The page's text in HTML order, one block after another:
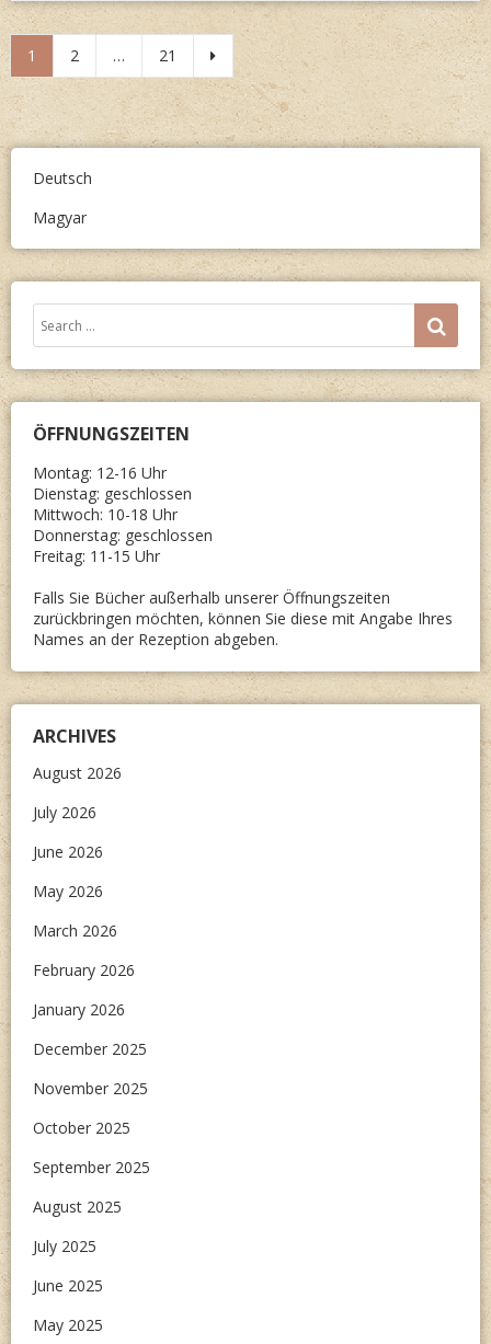
WELT”
Posts
navigation
1 2 … 21
Deutsch
Magyar
Search
for:
ÖFFNUNGSZEITEN
Montag: 12-16 Uhr
Dienstag: geschlossen
Mittwoch: 10-18 Uhr
Donnerstag: geschlossen
Freitag: 11-15 Uhr
Falls Sie Bücher außerhalb unserer Öffnungszeiten
zurückbringen möchten, können Sie diese mit Angabe Ihres
Names an der Rezeption abgeben.
ARCHIVES
August 2026
July 2026
June 2026
May 2026
March 2026
February 2026
January 2026
December 2025
November 2025
October 2025
September 2025
August 2025
July 2025
June 2025
May 2025